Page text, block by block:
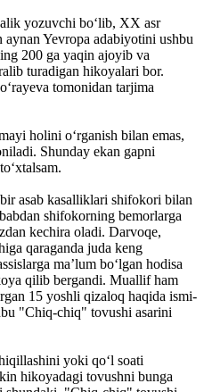
yozuvchi boʻlib, XX asr
Yevropa adabiyotini ushbu
200 ga yaqin ajoyib va
turadigan hikoyalari bor.
tomonidan tarjima
holini oʻrganish bilan emas,
Shunday ekan gapni
asab kasalliklari shifokori bilan
shifokorning bemorlarga
kechira oladi. Darvoqe,
qaraganda juda keng
maʼlum boʻlgan hodisa
qilib bergandi. Muallif ham
15 yoshli qizaloq haqida ismi-
"Chiq-chiq" tovushi asarini
yoki qoʻl soati
hikoyadagi tovushni bunga